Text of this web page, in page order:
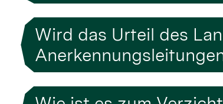
Wird das Urteil des